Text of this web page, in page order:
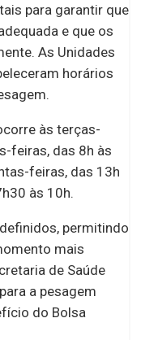
para garantir que
e que os
As Unidades
horários
às terças-
feiras, das 8h às
feiras, das 13h
às 10h.
permitindo
mais
de Saúde
a pesagem
do Bolsa